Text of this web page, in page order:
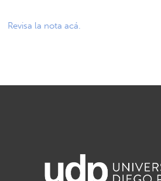
Revisa la nota acá.